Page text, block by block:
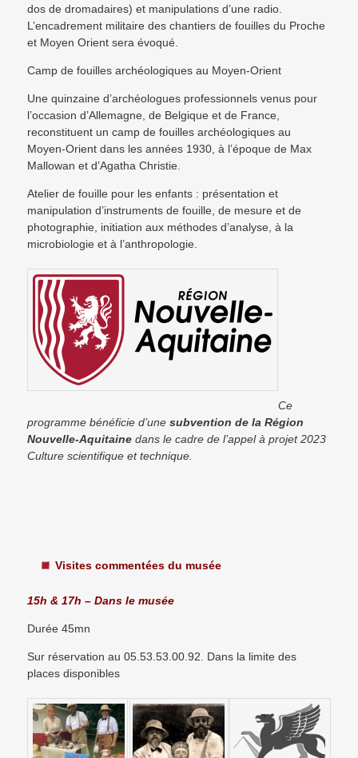
dos de dromadaires) et manipulations d’une radio.
L’encadrement militaire des chantiers de fouilles du Proche
et Moyen Orient sera évoqué.
Camp de fouilles archéologiques au Moyen-Orient
Une quinzaine d’archéologues professionnels venus pour
l’occasion d’Allemagne, de Belgique et de France,
reconstituent un camp de fouilles archéologiques au
Moyen-Orient dans les années 1930, à l’époque de Max
Mallowan et d’Agatha Christie.
Atelier de fouille pour les enfants : présentation et
manipulation d’instruments de fouille, de mesure et de
photographie, initiation aux méthodes d’analyse, à la
microbiologie et à l’anthropologie.
Ce
programme bénéficie d’unesubvention de la Région
Nouvelle-Aquitaine dans le cadre de l’appel à projet 2023
Culture scientifique et technique.
Visites commentées du musée
15h & 17h– Dans le musée
Durée 45mn
Sur réservation au 05.53.53.00.92. Dans la limite des
places disponibles